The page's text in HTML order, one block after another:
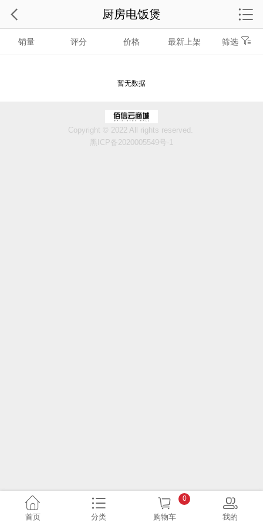
销量 评分 价格 最新上架 筛选
暂无数据
厨房电饭煲
Copyright © 2022 All rights reserved.
黑ICP备2020005549号-1
首页 分类 购物车
0
我的